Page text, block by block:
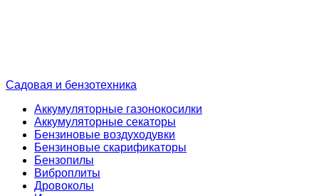
Садовая и бензотехника
Аккумуляторные газонокосилки
Аккумуляторные секаторы
Бензиновые воздуходувки
Бензиновые скарификаторы
Бензопилы
Виброплиты
Дровоколы